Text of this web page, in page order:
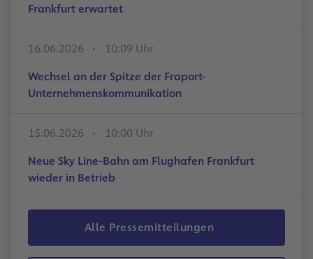
Frankfurt erwartet
16.06.2026
10:09 Uhr
Wechsel an der Spitze der Fraport-
Unternehmenskommunikation
15.06.2026
10:00 Uhr
Neue Sky Line-Bahn am Flughafen Frankfurt
wieder in Betrieb
Alle Pressemitteilungen